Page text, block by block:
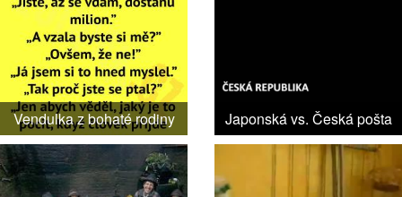
Vendulka z bohaté rodiny Japonská vs. Česká pošta